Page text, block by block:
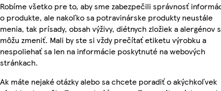
Robíme všetko pre to, aby sme zabezpečili správnosť
o produkte, ale nakoľko sa potravinárske produkty neustále
menia, tak prísady, obsah výživy, diétnych zložiek a alergénov
môžu zmeniť. Mali by ste si vždy prečítať etiketu výrobku a
nespoliehať sa len na informácie poskytnuté na webových
stránkach.
Ak máte nejaké otázky alebo sa chcete poradiť o akýchkoľvek